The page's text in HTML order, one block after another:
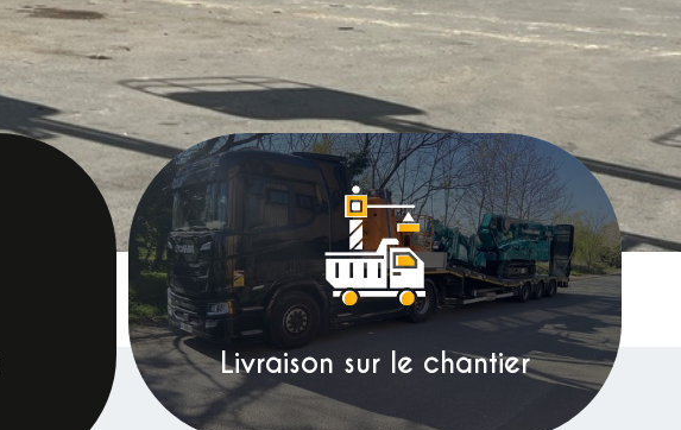
Livraison sur le chantier